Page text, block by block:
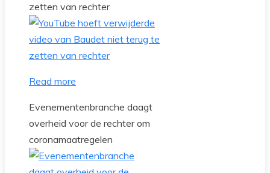
zetten van rechter
Read more
Evenementenbranche daagt
overheid voor de rechter om
coronamaatregelen